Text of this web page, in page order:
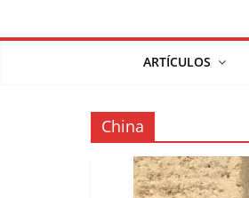
ARTÍCULOS
China